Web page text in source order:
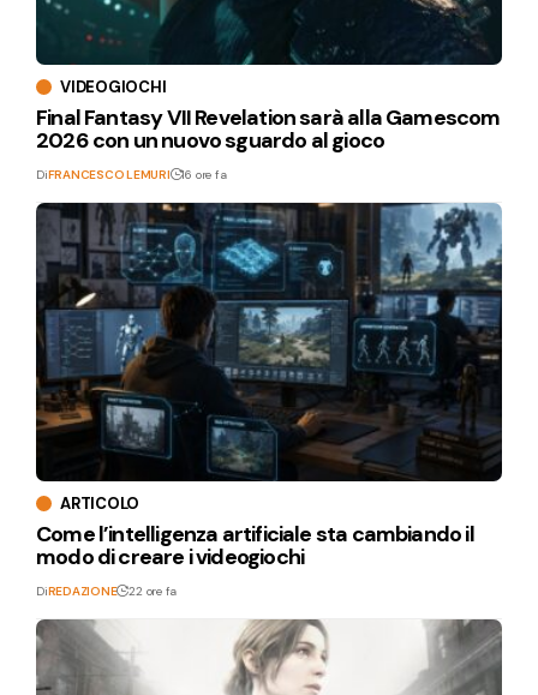
VIDEOGIOCHI
Final Fantasy VII Revelation sarà alla Gamescom
2026 con un nuovo sguardo al gioco
DiFRANCESCO LEMURI 16 ore fa
ARTICOLO
Come l’intelligenza artificiale sta cambiando il
modo di creare i videogiochi
DiREDAZIONE 22 ore fa